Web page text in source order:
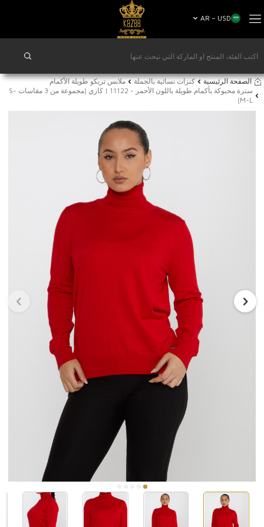
AR − USD
الصفحة الرئيسية كنزات نسائية بالجملة
ملابس تريكو طويلة الأكمام
سترة محبوكة بأكمام طويلة باللون الأحمر - 11122 | كازي (مجموعة من 3 مقاسات S-
M-L)